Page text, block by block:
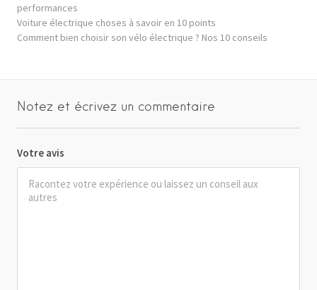
performances
Voiture électrique choses à savoir en 10 points
Comment bien choisir son vélo électrique ? Nos 10 conseils
Notez et écrivez un commentaire
Votre avis